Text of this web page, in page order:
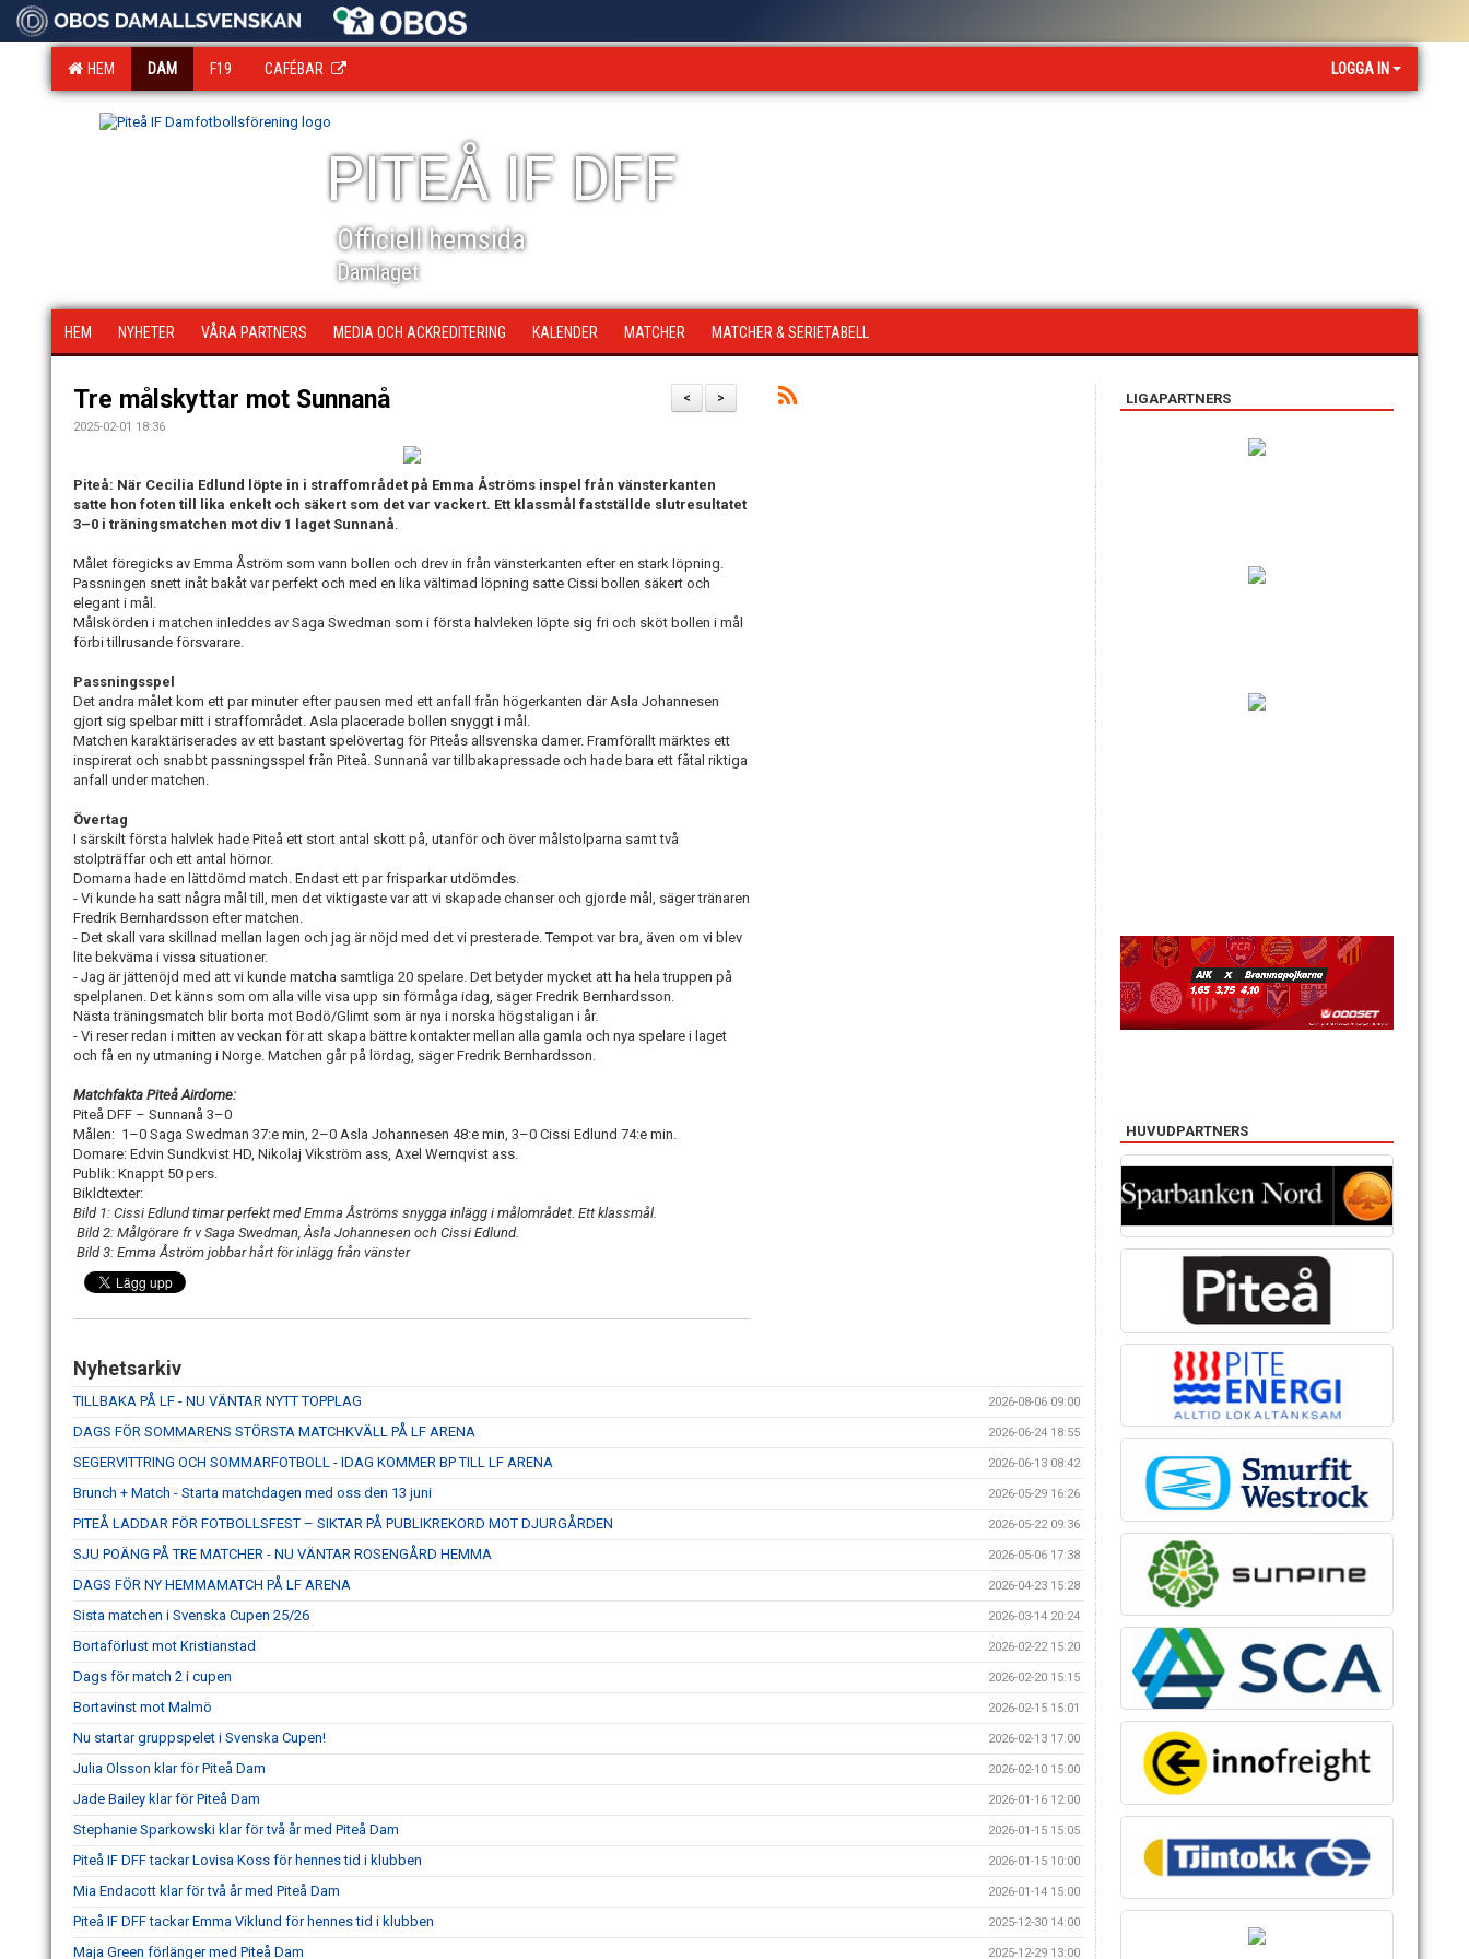
HEM DAM F19 CAFÉBAR LOGGA IN
PITEÅ IF DFF
Officiell hemsida
Damlaget
HEM NYHETER VÅRA PARTNERS MEDIA OCH ACKREDITERING KALENDER MATCHER MATCHER & SERIETABELL
>
<
Tre målskyttar mot Sunnanå
2025-02-01 18:36
Piteå: När Cecilia Edlund löpte in i straffområdet på Emma Åströms inspel från vänsterkanten
satte hon foten till lika enkelt och säkert som det var vackert. Ett klassmål fastställde slutresultatet
3–0 i träningsmatchen mot div 1 laget Sunnanå.
Målet föregicks av Emma Åström som vann bollen och drev in från vänsterkanten efter en stark löpning.
Passningen snett inåt bakåt var perfekt och med en lika vältimad löpning satte Cissi bollen säkert och
elegant i mål.
Målskörden i matchen inleddes av Saga Swedman som i första halvleken löpte sig fri och sköt bollen i mål
förbi tillrusande försvarare.
Passningsspel
Det andra målet kom ett par minuter efter pausen med ett anfall från högerkanten där Asla Johannesen
gjort sig spelbar mitt i straffområdet. Asla placerade bollen snyggt i mål.
Matchen karaktäriserades av ett bastant spelövertag för Piteås allsvenska damer. Framförallt märktes ett
inspirerat och snabbt passningsspel från Piteå. Sunnanå var tillbakapressade och hade bara ett fåtal riktiga
anfall under matchen.
Övertag
I särskilt första halvlek hade Piteå ett stort antal skott på, utanför och över målstolparna samt två
stolpträffar och ett antal hörnor.
Domarna hade en lättdömd match. Endast ett par frisparkar utdömdes.
- Vi kunde ha satt några mål till, men det viktigaste var att vi skapade chanser och gjorde mål, säger tränaren
Fredrik Bernhardsson efter matchen.
- Det skall vara skillnad mellan lagen och jag är nöjd med det vi presterade. Tempot var bra, även om vi blev
lite bekväma i vissa situationer.
- Jag är jättenöjd med att vi kunde matcha samtliga 20 spelare. Det betyder mycket att ha hela truppen på
spelplanen. Det känns som om alla ville visa upp sin förmåga idag, säger Fredrik Bernhardsson.
Nästa träningsmatch blir borta mot Bodö/Glimt som är nya i norska högstaligan i år.
- Vi reser redan i mitten av veckan för att skapa bättre kontakter mellan alla gamla och nya spelare i laget
och få en ny utmaning i Norge. Matchen går på lördag, säger Fredrik Bernhardsson.
Matchfakta Piteå Airdome:
Piteå DFF – Sunnanå 3–0
Målen: 1–0 Saga Swedman 37:e min, 2–0 Asla Johannesen 48:e min, 3–0 Cissi Edlund 74:e min.
Domare: Edvin Sundkvist HD, Nikolaj Vikström ass, Axel Wernqvist ass.
Publik: Knappt 50 pers.
Bikldtexter:
Bild 1: Cissi Edlund timar perfekt med Emma Åströms snygga inlägg i målområdet. Ett klassmål.
Bild 2: Målgörare fr v Saga Swedman, Àsla Johannesen och Cissi Edlund.
Bild 3: Emma Åström jobbar hårt för inlägg från vänster
Nyhetsarkiv
TILLBAKA PÅ LF - NU VÄNTAR NYTT TOPPLAG 2026-08-06 09:00
DAGS FÖR SOMMARENS STÖRSTA MATCHKVÄLL PÅ LF ARENA 2026-06-24 18:55
SEGERVITTRING OCH SOMMARFOTBOLL - IDAG KOMMER BP TILL LF ARENA 2026-06-13 08:42
Brunch + Match - Starta matchdagen med oss den 13 juni 2026-05-29 16:26
PITEÅ LADDAR FÖR FOTBOLLSFEST – SIKTAR PÅ PUBLIKREKORD MOT DJURGÅRDEN 2026-05-22 09:36
SJU POÄNG PÅ TRE MATCHER - NU VÄNTAR ROSENGÅRD HEMMA 2026-05-06 17:38
DAGS FÖR NY HEMMAMATCH PÅ LF ARENA 2026-04-23 15:28
Sista matchen i Svenska Cupen 25/26 2026-03-14 20:24
Bortaförlust mot Kristianstad 2026-02-22 15:20
Dags för match 2 i cupen 2026-02-20 15:15
Bortavinst mot Malmö 2026-02-15 15:01
Nu startar gruppspelet i Svenska Cupen! 2026-02-13 17:00
Julia Olsson klar för Piteå Dam 2026-02-10 15:00
Jade Bailey klar för Piteå Dam 2026-01-16 12:00
Stephanie Sparkowski klar för två år med Piteå Dam 2026-01-15 15:05
Piteå IF DFF tackar Lovisa Koss för hennes tid i klubben 2026-01-15 10:00
Mia Endacott klar för två år med Piteå Dam 2026-01-14 15:00
Piteå IF DFF tackar Emma Viklund för hennes tid i klubben 2025-12-30 14:00
Maja Green förlänger med Piteå Dam 2025-12-29 13:00
LIGAPARTNERS
HUVUDPARTNERS